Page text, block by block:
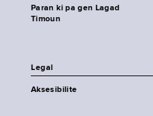
Paran ki pa gen Lagad
Timoun
Legal
Aksesibilite